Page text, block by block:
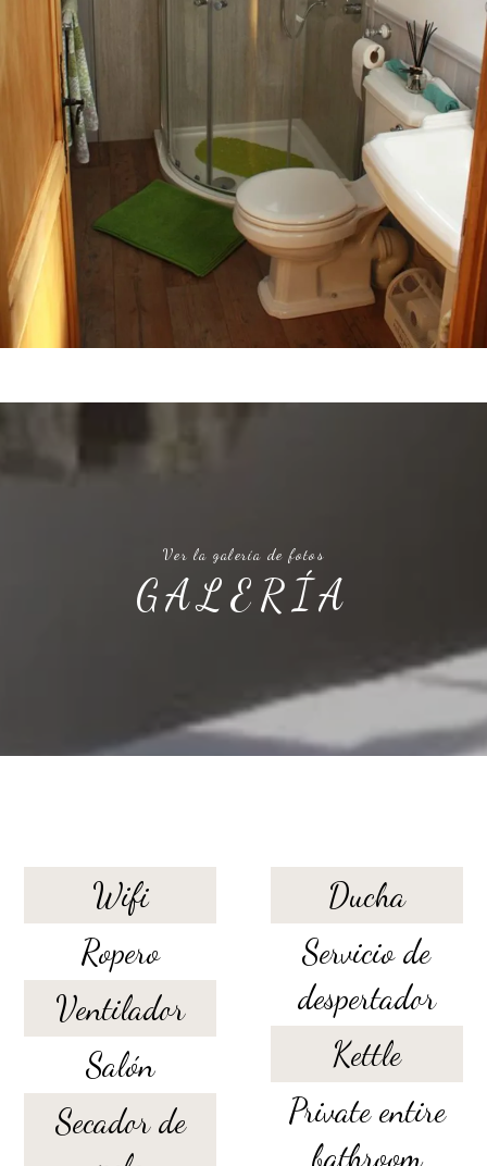
Ver la galería de fotos
GALERÍA
Wifi
Ropero
Ventilador
Salón
Secador de
Ducha
Servicio de
despertador
Kettle
Private entire
bathroom